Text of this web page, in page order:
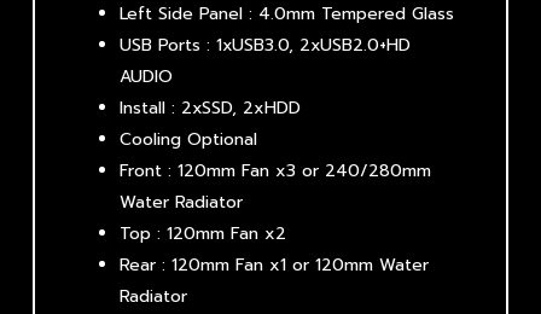
Left Side Panel : 4.0mm Tempered Glass
USB Ports : 1xUSB3.0, 2xUSB2.0+HD
AUDIO
Install : 2xSSD, 2xHDD
Cooling Optional
Front : 120mm Fan x3 or 240/280mm
Water Radiator
Top : 120mm Fan x2
Rear : 120mm Fan x1 or 120mm Water
Radiator